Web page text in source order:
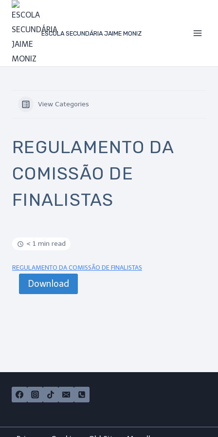
ESCOLA SECUNDÁRIA JAIME MONIZ
View Categories
REGULAMENTO DA
COMISSÃO DE
FINALISTAS
< 1 min read
REGULAMENTO DA COMISSÃO DE FINALISTAS
Download